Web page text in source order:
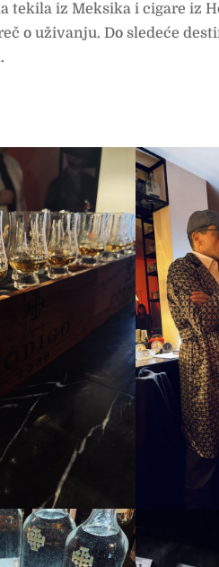
tekila iz Meksika i cigare iz
o uživanju. Do sledeće